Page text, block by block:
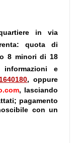
in via
quota di
8 minori di 18
informazioni e
, oppure
, lasciando
pagamento
con un